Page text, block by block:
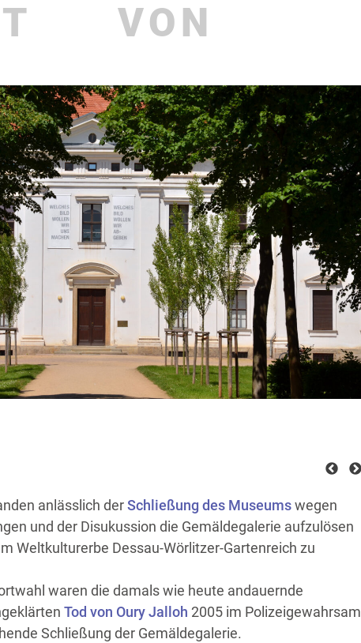
VON
anlässlich derSchließung des Museumswegen
und der Disukussion die Gemäldegalerie aufzulösen
Weltkulturerbe Dessau-Wörlitzer-Gartenreich zu
waren die damals wie heute andauernde
Tod von Oury Jalloh 2005 im Polizeigewahrsam
Schließung der Gemäldegalerie.